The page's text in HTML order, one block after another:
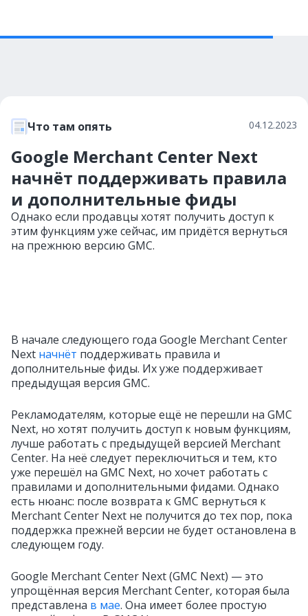
Что там опять 04.12.2023
Google Merchant Center Next
начнёт поддерживать правила
и дополнительные фиды
Однако если продавцы хотят получить доступ к
этим функциям уже сейчас, им придётся вернуться
на прежнюю версию GMC.
В начале следующего года Google Merchant Center
Next начнёт поддерживать правила и
дополнительные фиды. Их уже поддерживает
предыдущая версия GMC.
Рекламодателям, которые ещё не перешли на GMC
Next, но хотят получить доступ к новым функциям,
лучше работать с предыдущей версией Merchant
Center. На неё следует переключиться и тем, кто
уже перешёл на GMC Next, но хочет работать с
правилами и дополнительными фидами. Однако
есть нюанс: после возврата к GMC вернуться к
Merchant Center Next не получится до тех пор, пока
поддержка прежней версии не будет остановлена в
следующем году.
Google Merchant Center Next (GMC Next) — это
упрощённая версия Merchant Center, которая была
представлена в мае. Она имеет более простую